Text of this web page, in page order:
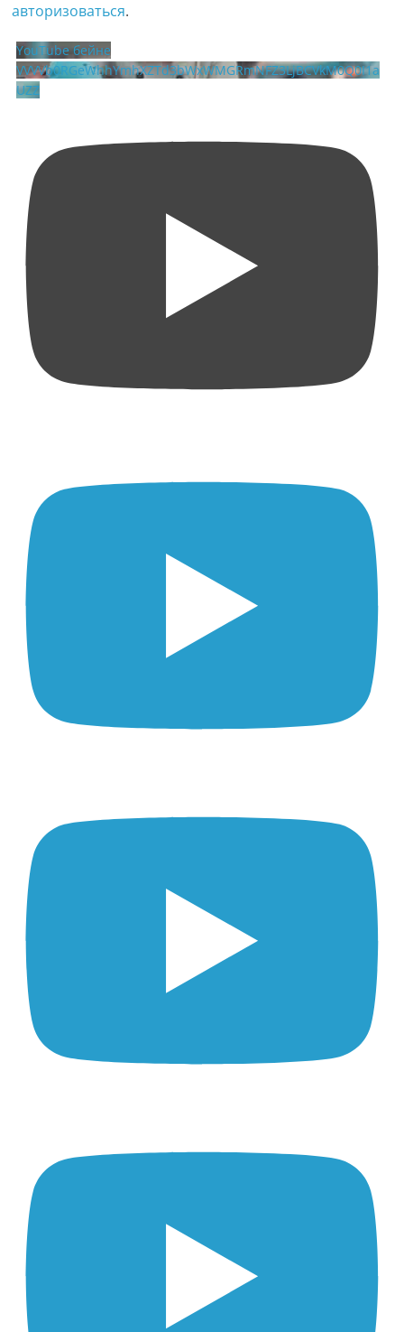
авторизоваться.
YouTube бейне
VVVVb0RGeWhhYmhXZTd3bWxWMGRmNFZ3LjBCVkM0Q0I1a
UZZ